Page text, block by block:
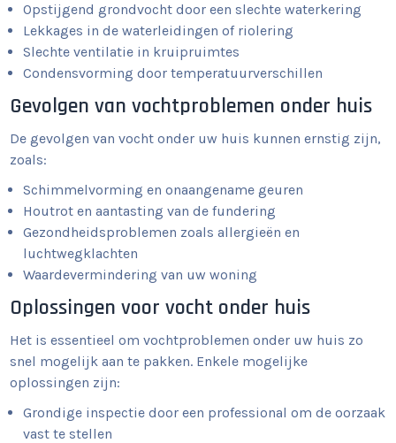
Opstijgend grondvocht door een slechte waterkering
Lekkages in de waterleidingen of riolering
Slechte ventilatie in kruipruimtes
Condensvorming door temperatuurverschillen
Gevolgen van vochtproblemen onder huis
De gevolgen van vocht onder uw huis kunnen ernstig zijn,
zoals:
Schimmelvorming en onaangename geuren
Houtrot en aantasting van de fundering
Gezondheidsproblemen zoals allergieën en
luchtwegklachten
Waardevermindering van uw woning
Oplossingen voor vocht onder huis
Het is essentieel om vochtproblemen onder uw huis zo
snel mogelijk aan te pakken. Enkele mogelijke
oplossingen zijn:
Grondige inspectie door een professional om de oorzaak
vast te stellen